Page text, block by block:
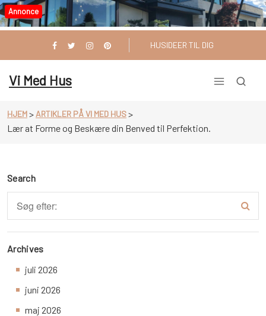
Videre
til
Annonce
HUSIDEER TIL DIG
Vi Med Hus
HJEM> ARTIKLER PÅ VI MED HUS>
Lær at Forme og Beskære din Benved til Perfektion.
Search
Archives
juli 2026
juni 2026
maj 2026